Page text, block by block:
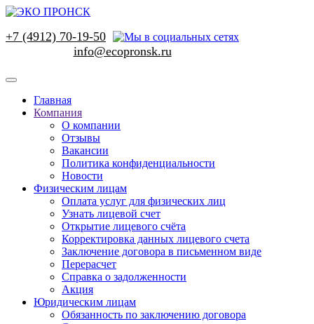
+7 (4912) 70-19-50
Главная
Компания
О компании
Отзывы
Вакансии
Политика конфиденциальности
Новости
Физическим лицам
Оплата услуг для физических лиц
Узнать лицевой счет
Открытие лицевого счёта
Корректировка данных лицевого счета
Заключение договора в письменном виде
Перерасчет
Справка о задолженности
Акция
Юридическим лицам
Обязанность по заключению договора